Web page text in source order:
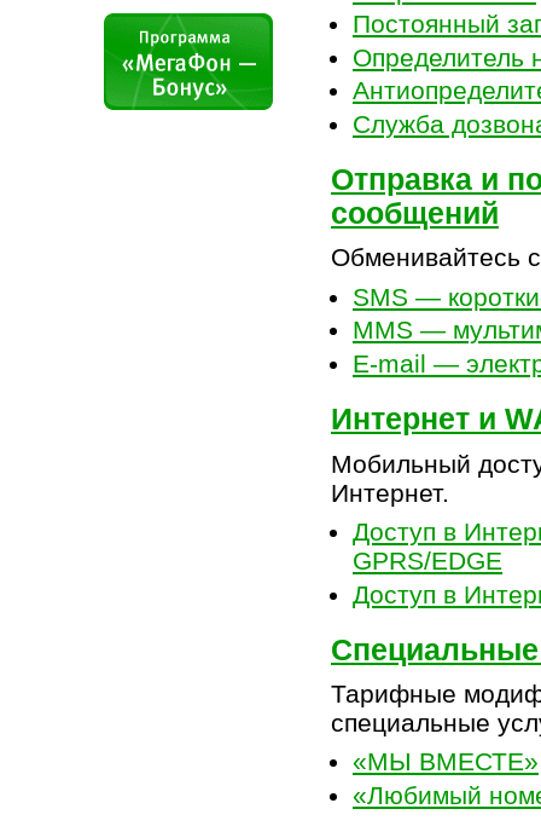
Постоянный
Определитель
Служба
Отправка и
сообщений
Обменивайтесь
SMS —
MMS —
E-mail —
Интернет и
Мобильный
Интернет.
Доступ в
GPRS/EDGE
Доступ в
Тарифные
специальные
«МЫ ВМЕСТЕ»
«Любимый